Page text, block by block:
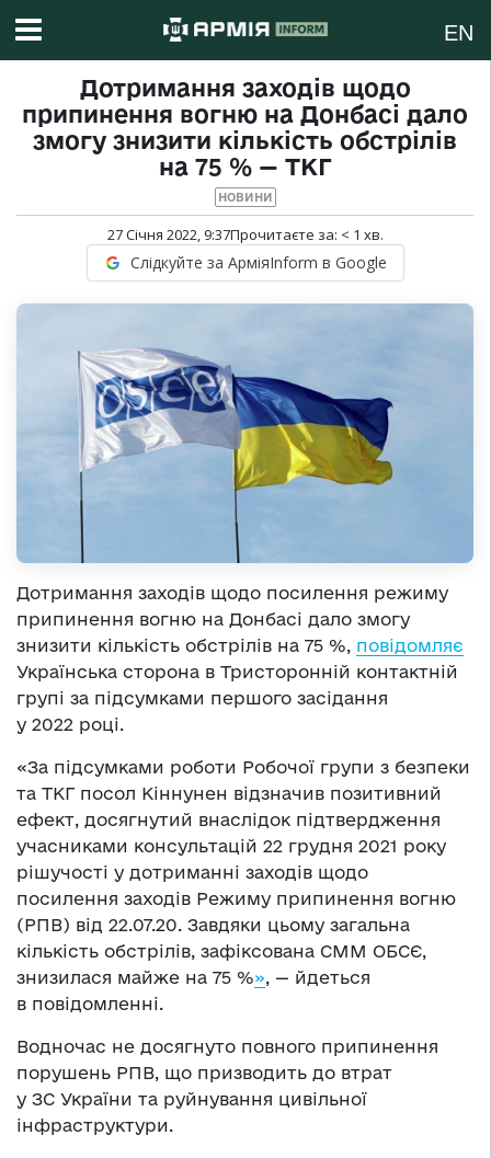
EN
Дотримання заходів щодо
припинення вогню на Донбасі дало
змогу знизити кількість обстрілів
на 75 % — ТКГ
НОВИНИ
27 Січня 2022, 9:37Прочитаєте за: < 1 хв.
Слідкуйте за АрміяInform в Google
Дотримання заходів щодо посилення режиму
припинення вогню на Донбасі дало змогу
знизити кількість обстрілів на 75 %, повідомляє
Українська сторона в Тристоронній контактній
групі за підсумками першого засідання
у 2022 році.
«За підсумками роботи Робочої групи з безпеки
та ТКГ посол Кіннунен відзначив позитивний
ефект, досягнутий внаслідок підтвердження
учасниками консультацій 22 грудня 2021 року
рішучості у дотриманні заходів щодо
посилення заходів Режиму припинення вогню
(РПВ) від 22.07.20. Завдяки цьому загальна
кількість обстрілів, зафіксована СММ ОБСЄ,
знизилася майже на 75 %», — йдеться
в повідомленні.
Водночас не досягнуто повного припинення
порушень РПВ, що призводить до втрат
у ЗС України та руйнування цивільної
інфраструктури.